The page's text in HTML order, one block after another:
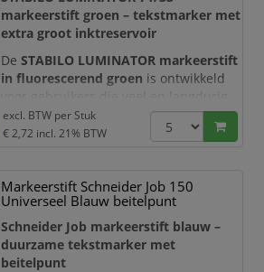
accentueert de tekst zonder
markeerstift groen – tekstmarker met
extra groot inktreservoir
DeSTABILO LUMINATOR markeerstift
in fluorescerend groen is ontwikkeld
markeren. Het extra grote reservoir
met vloeibare inkt biedt een grotere
tekstmarker ideaal voor intensief
gebruik op kantoor, op school, tijdens
een studie of binnen een
administratieve
excl. BTW per Stuk
€ 2,72 incl. 21% BTW
Markeerstift Schneider Job 150
Universeel Blauw beitelpunt
Schneider Job markeerstift blauw –
duurzame tekstmarker met
beitelpunt